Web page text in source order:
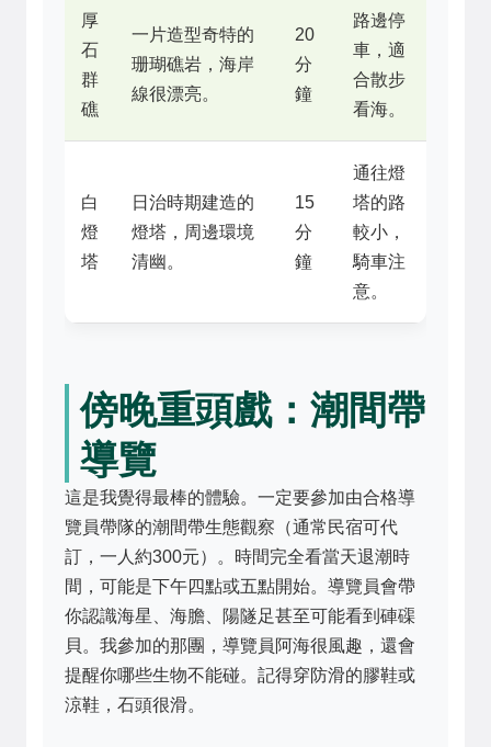
厚
石
群
礁
一片造型奇特的
珊瑚礁岩，海岸
線很漂亮。
20
分
鐘
路邊停
車，適
合散步
看海。
白
燈
塔
日治時期建造的
燈塔，周邊環境
清幽。
15
分
鐘
通往燈
塔的路
較小，
騎車注
意。
傍晚重頭戲：潮間帶
導覽
這是我覺得最棒的體驗。一定要參加由合格導
覽員帶隊的潮間帶生態觀察（通常民宿可代
訂，一人約300元）。時間完全看當天退潮時
間，可能是下午四點或五點開始。導覽員會帶
你認識海星、海膽、陽隧足甚至可能看到硨磲
貝。我參加的那團，導覽員阿海很風趣，還會
提醒你哪些生物不能碰。記得穿防滑的膠鞋或
涼鞋，石頭很滑。